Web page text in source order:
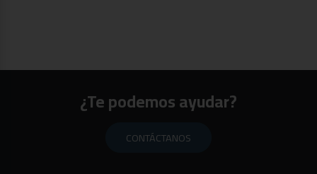
¿Te podemos ayudar?
CONTÁCTANOS